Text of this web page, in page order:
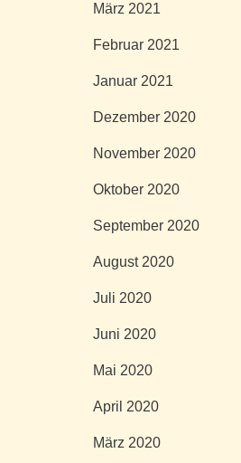
März 2021
Februar 2021
Januar 2021
Dezember 2020
November 2020
Oktober 2020
September 2020
August 2020
Juli 2020
Juni 2020
Mai 2020
April 2020
März 2020